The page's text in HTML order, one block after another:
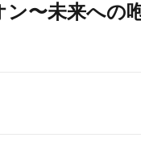
〜未来への